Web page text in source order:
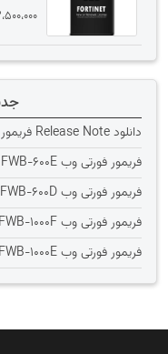
دانلود Release Note فریمور فورتی وب ورژن 7.4.13
فریمور فورتی وب FWB-600E ورژن 7.4.13
فریمور فورتی وب FWB-600D ورژن 7.4.13
فریمور فورتی وب FWB-1000F ورژن 7.4.13
فریمور فورتی وب FWB-1000E ورژن 7.4.13